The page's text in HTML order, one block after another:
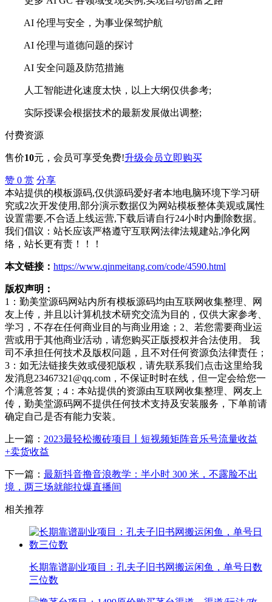
AI 伦理与安全，为事业保驾护航
AI 伦理与道德问题的探讨
AI 安全问题及防范措施
人工智能进化速度太快，以上大纲仅供参考;
实际授课会根据技术的最新发展做出调整;
付费资源
售价10元 ，会员可享受免费!升级会员立即购买
赞 0 赏 分享
本站提供的模板源码,仅供源码爱好者本地电脑环境下学习研
究或2次开发使用,部分演示数据仅为网站模板整体美观或属性
设置需要,不合适上线运营,下载后请自行24小时内删除数据。
我们倡议：站长应该严格遵守互联网法律法规建站,净化网
络，站长更有责！！！
本文链接： https://www.qinmeitang.com/code/4590.html
版权声明：
1：勤美堂源码网站内所有模板源码均由互联网收集整理、网
友上传，并且以计算机技术研究交流为目的，仅供大家参考、
学习，不存在任何商业目的与商业用途；2、若您需要商业运
营或用于其他商业活动，请您购买正版授权并合法使用。 我
司不承担任何技术及版权问题，且不对任何资源负法律责任；
3：如无法链接失效或侵犯版权，请先联系我们点击这里给我
发消息23467321@qq.com，不保证时时在线，但一定会给您一
个满意答复；4：本站提供的资源由互联网收集整理、网友上
传，勤美堂源码网不提供任何技术支持及安装服务，下单前请
确定自己是否有能力安装。
上一篇： 2023最轻松搬砖项目丨短视频矩阵音乐号流量收益
+卖货收益
下一篇： 最新抖音撸音浪教学：半小时 300 米，不露脸不出
境，两三场就能拉爆直播间
相关推荐
长期靠谱副业项目：孔夫子旧书网搬运闲鱼，单号日数
三位数